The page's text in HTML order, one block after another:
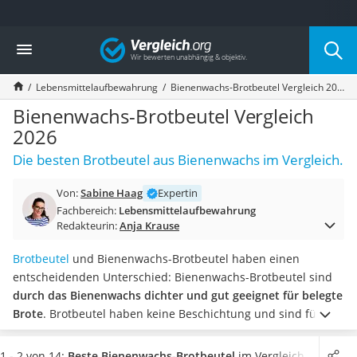
Die beliebtesten Vergleiche nach Kategorie
Haushalt
Wassersprudler
Zentralstaubsauger
Brotbackautomat
Wischroboter
Wäschespinne
Industriestaubsauger
Akku-Staubsauger
Eierkocher
Saug-Wisch-Roboter
Handstaubsauger
Milchaufschäumer
Kondenstrockner
Reiskocher
Vergleich
Lebensmittelaufbewahrung Bienenwachs-Brotbeutel Vergleich 2026
Bienenwachs-Brotbeutel Vergleich
2026
Die besten Brotbeutel aus Bienenwachs im Vergleich.
Von:Sabine Haag
Expertin
Fachbereich: Lebensmittelaufbewahrung
Redakteurin:Anja Krause
Brotbeutel und Bienenwachs-Brotbeutel haben einen
entscheidenden Unterschied: Bienenwachs-Brotbeutel sind
durch das Bienenwachs dichter und gut geeignet für belegte
Brote. Brotbeutel haben keine Beschichtung und sind für
Baguette, Brot, Brötchen und andere Backwaren gut geeignet.
Wählen jetzt einen Bienenwachs-Brotbeutel aus unserer